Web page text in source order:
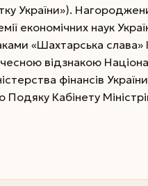
України»).
економічних наук
«Шахтарська слава»
відзнакою
фінансів
Кабінету